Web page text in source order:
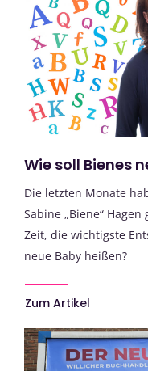
Wie soll Bienes
Die letzten Monate
Sabine „Biene“
Zeit, die wichtigste
neue Baby heißen?
Zum Artikel